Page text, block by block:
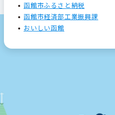
函館市ふるさと納税
函館市経済部工業振興課
おいしい函館